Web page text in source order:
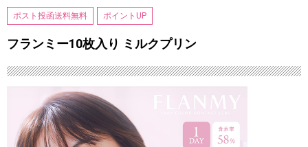
ポスト投函送料無料 ポイントUP
フランミー10枚入り ミルクプリン